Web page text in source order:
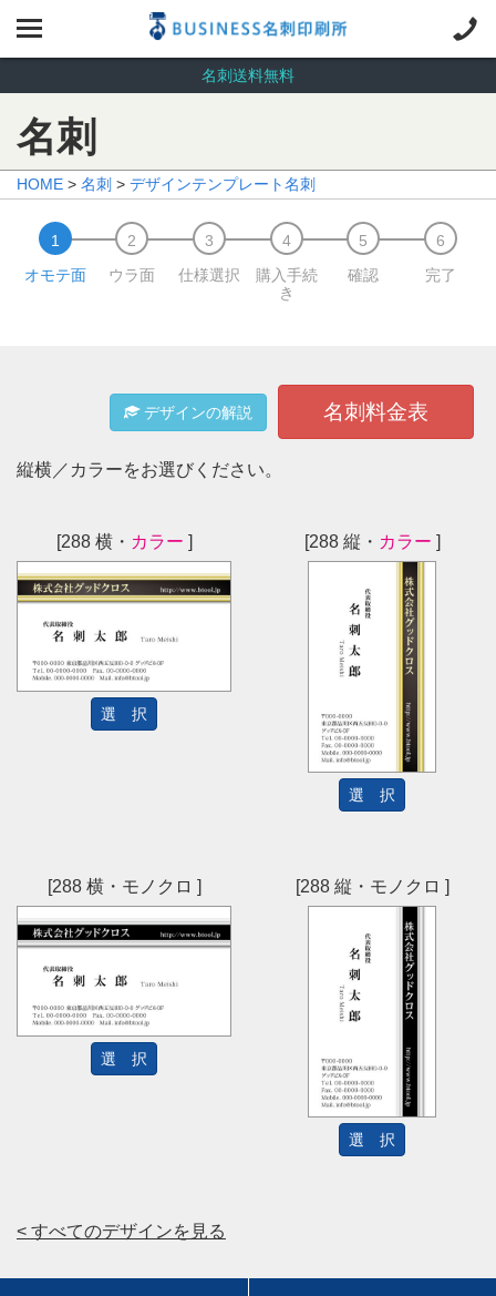
名刺送料無料
名刺
HOME > 名刺 > デザインテンプレート名刺
オモテ面 ウラ面 仕様選択
購入手続
き
確認 完了
デザインの解説 名刺料金表
縦横／カラーをお選びください。
[288 横・ カラー ]
選 択
[288 縦・ カラー ]
選 択
[288 横・モノクロ ]
選 択
[288 縦・モノクロ ]
選 択
< すべてのデザインを見る